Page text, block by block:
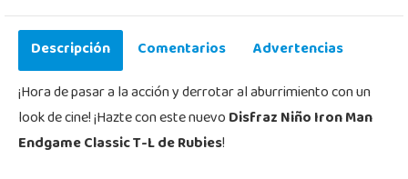
Descripción Comentarios
Advertencias
¡Hora de pasar a la acción y derrotar al aburrimiento con un
look de cine! ¡Hazte con este nuevoDisfraz Niño Iron Man
Endgame Classic T-L de Rubies!